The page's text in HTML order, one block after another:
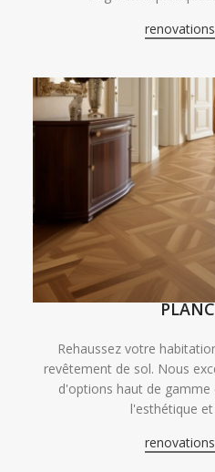
Rehaussez votre
revêtement de sol. Nous
d'options haut de
l'esthétique